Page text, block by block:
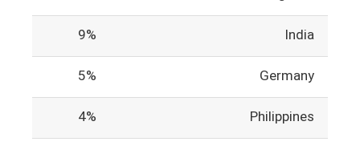
India
9%
Germany
5%
Philippines
4%